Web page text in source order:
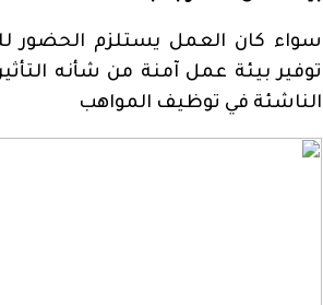
سواء كان العمل يستلزم الحضور
توفير بيئة عمل آمنة من شأنه
الناشئة في توظيف المواهب